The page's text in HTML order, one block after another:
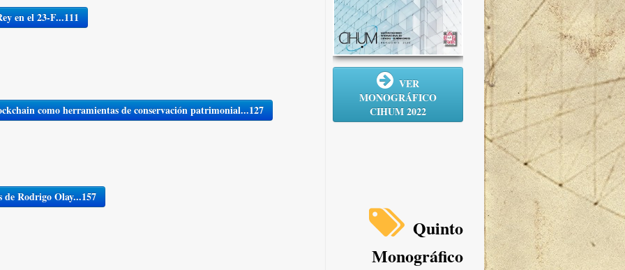
en el 23-F...111
como herramientas de conservación patrimonial...127
Rodrigo Olay...157
VER
MONOGRÁFICO
CIHUM 2022
Quinto
Monográfico